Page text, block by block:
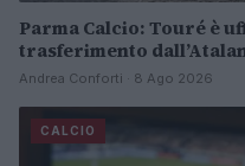
Parma Calcio: Touré è
trasferimento
Andrea Conforti · 8 Ago 2026
CALCIO